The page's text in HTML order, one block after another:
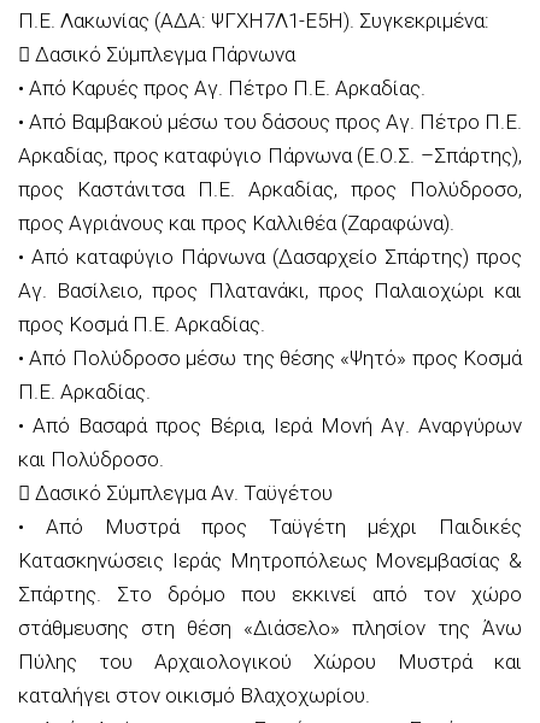
Π.Ε. Λακωνίας (ΑΔΑ: ΨΓΧΗ7Λ1-Ε5Η). Συγκεκριμένα:
 Δασικό Σύμπλεγμα Πάρνωνα
• Από Καρυές προς Αγ. Πέτρο Π.Ε. Αρκαδίας.
• Από Βαµβακού μέσω του δάσους προς Αγ. Πέτρο Π.Ε.
Αρκαδίας, προς καταφύγιο Πάρνωνα (Ε.Ο.Σ. –Σπάρτης),
προς Καστάνιτσα Π.Ε. Αρκαδίας, προς Πολύδροσο,
προς Αγριάνους και προς Καλλιθέα (Ζαραφώνα).
• Από καταφύγιο Πάρνωνα (Δασαρχείο Σπάρτης) προς
Αγ. Βασίλειο, προς Πλατανάκι, προς Παλαιοχώρι και
προς Κοσµά Π.Ε. Αρκαδίας.
• Από Πολύδροσο µέσω της θέσης «Ψητό» προς Κοσµά
Π.Ε. Αρκαδίας.
• Από Βασαρά προς Βέρια, Ιερά Μονή Αγ. Αναργύρων
και Πολύδροσο.
 Δασικό Σύμπλεγμα Αν. Ταϋγέτου
• Από Μυστρά προς Ταϋγέτη μέχρι Παιδικές
Κατασκηνώσεις Ιεράς Μητροπόλεως Μονεμβασίας &
Σπάρτης. Στο δρόμο που εκκινεί από τον χώρο
στάθμευσης στη θέση «Διάσελο» πλησίον της Άνω
Πύλης του Αρχαιολογικού Χώρου Μυστρά και
καταλήγει στον οικισμό Βλαχοχωρίου.